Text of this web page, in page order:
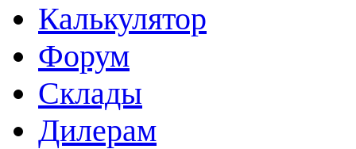
Калькулятор
Форум
Склады
Дилерам